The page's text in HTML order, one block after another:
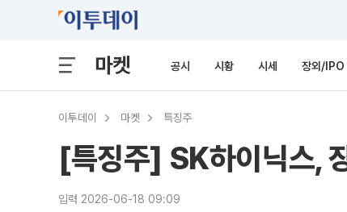
마켓 공시 시황 시세 장외/IPO
이투데이 마켓 특징주
[특징주] SK하이닉스,
입력 2026-06-18 09:09